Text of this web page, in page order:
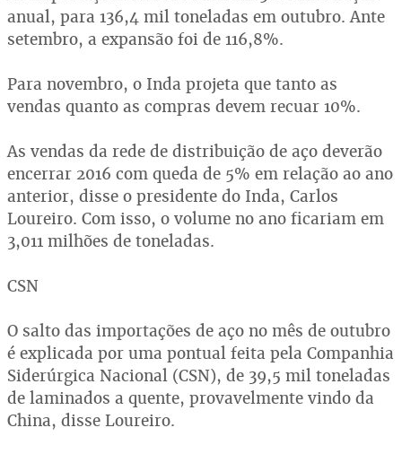
anual, para 136,4 mil toneladas em outubro. Ante
setembro, a expansão foi de 116,8%.
Para novembro, o Inda projeta que tanto as
vendas quanto as compras devem recuar 10%.
As vendas da rede de distribuição de aço deverão
encerrar 2016 com queda de 5% em relação ao ano
anterior, disse o presidente do Inda, Carlos
Loureiro. Com isso, o volume no ano ficariam em
3,011 milhões de toneladas.
CSN
O salto das importações de aço no mês de outubro
é explicada por uma pontual feita pela Companhia
Siderúrgica Nacional (CSN), de 39,5 mil toneladas
de laminados a quente, provavelmente vindo da
China, disse Loureiro.